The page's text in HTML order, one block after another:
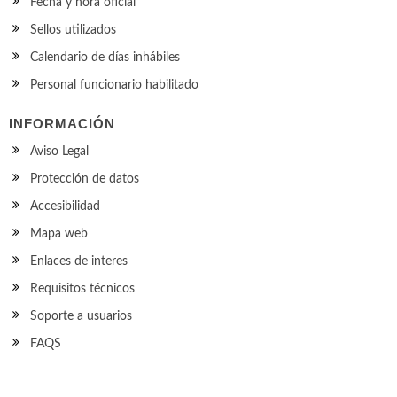
Fecha y hora oficial
Sellos utilizados
Calendario de días inhábiles
Personal funcionario habilitado
INFORMACIÓN
Aviso Legal
Protección de datos
Accesibilidad
Mapa web
Enlaces de interes
Requisitos técnicos
Soporte a usuarios
FAQS